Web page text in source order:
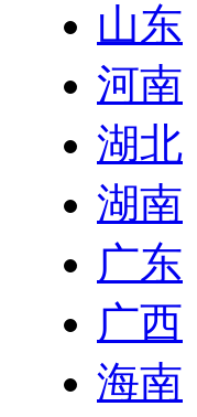
山东
河南
湖北
湖南
广东
广西
海南